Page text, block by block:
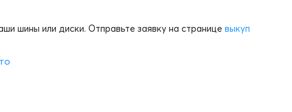
шины или диски. Отправьте заявку на странице выкуп